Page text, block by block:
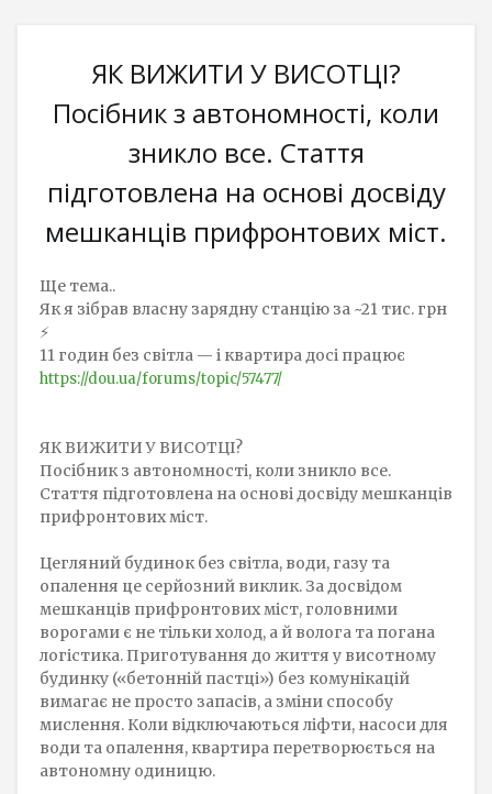
ЯК ВИЖИТИ У ВИСОТЦІ?
Посібник з автономності, коли
зникло все. Стаття
підготовлена на основі досвіду
мешканців прифронтових міст.
Ще тема..
Як я зібрав власну зарядну станцію за ~21 тис. грн
⚡️
11 годин без світла — і квартира досі працює
https://dou.ua/forums/topic/57477/
ЯК ВИЖИТИ У ВИСОТЦІ?
Посібник з автономності, коли зникло все.
Стаття підготовлена на основі досвіду мешканців
прифронтових міст.
Цегляний будинок без світла, води, газу та
опалення це серйозний виклик. За досвідом
мешканців прифронтових міст, головними
ворогами є не тільки холод, а й волога та погана
логістика. Приготування до життя у висотному
будинку («бетонній пастці») без комунікацій
вимагає не просто запасів, а зміни способу
мислення. Коли відключаються ліфти, насоси для
води та опалення, квартира перетворюється на
автономну одиницю.